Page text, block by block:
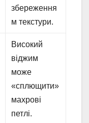
збереження
м текстури.
Високий
віджим
може
«сплющити»
махрові
петлі.